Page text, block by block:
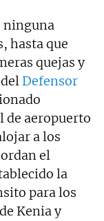
ninguna
hasta que
quejas y
Defensor
aeropuerto
a los
el
la
para los
Kenia y